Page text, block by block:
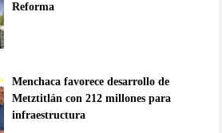
Reforma
Menchaca favorece desarrollo de
Metztitlán con 212 millones para
infraestructura